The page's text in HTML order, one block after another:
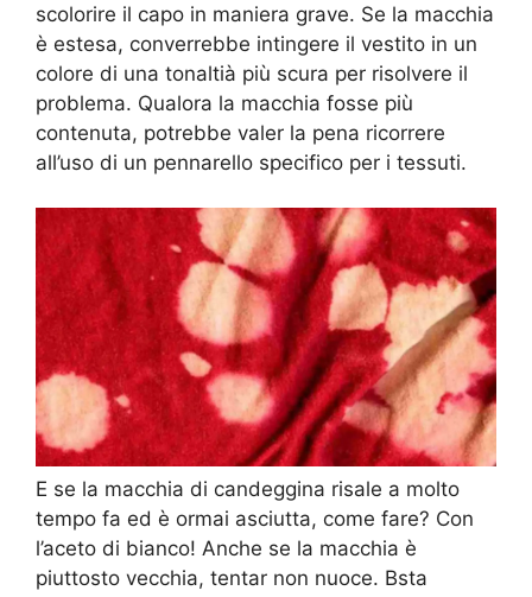
scolorire il capo in maniera grave. Se la macchia
è estesa, converrebbe intingere il vestito in un
colore di una tonaltià più scura per risolvere il
problema. Qualora la macchia fosse più
contenuta, potrebbe valer la pena ricorrere
all’uso di un pennarello specifico per i tessuti.
E se la macchia di candeggina risale a molto
tempo fa ed è ormai asciutta, come fare? Con
l’aceto di bianco! Anche se la macchia è
piuttosto vecchia, tentar non nuoce. Bsta